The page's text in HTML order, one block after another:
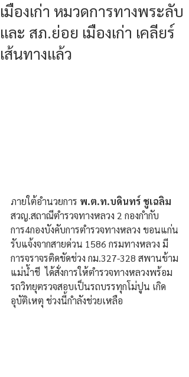
เมืองเก่า หมวดการทางพระลับ
และ สภ.ย่อย เมืองเก่า เคลียร์
เส้นทางแล้ว
ภายใต้อำนวยการ พ.ต.ท.บดินทร์ ชูเฉลิม
สวญ.สถาณีตำรวจทางหลวง 2 กองกำกับ
การ4กองบังคับการตำรวจทางหลวง ขอนแก่น
รับแจ้งจากสายด่วน 1586 กรมทางหลวง มี
การจราจรติดขัดช่วง กม.327-328 สพานข้าม
แม่น้ำชี  ได้สั่งการให้ตำรวจทางหลวงพร้อม
รถวิทยุตรวจสอบเป็นรถบรรทุกโม่ปูน เกิด
อุบัติเหตุ ช่วงนี้กำลังช่วยเหลือ